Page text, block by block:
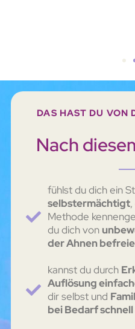
DAS HAST DU VON
Nach
fühlst du dich ein
selbstermächtigt,
Methode
du dich von
der Ahnen
kannst du durch
Auflösung
dir selbst und
bei Bedarf